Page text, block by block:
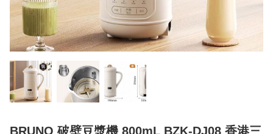
BRUNO 破壁豆漿機 800mL BZK-DJ08 香港三